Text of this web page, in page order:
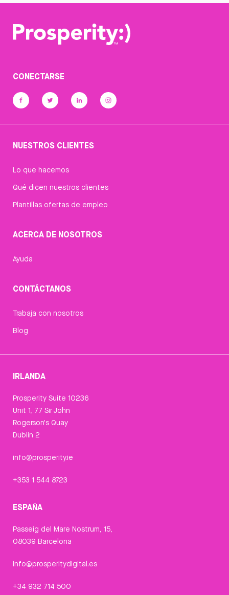
CONECTARSE
NUESTROS CLIENTES
Lo que hacemos
Qué dicen nuestros clientes
Plantillas ofertas de empleo
ACERCA DE NOSOTROS
Ayuda
CONTÁCTANOS
Trabaja con nosotros
Blog
IRLANDA
Prosperity Suite 10236
Unit 1, 77 Sir John
Rogerson's Quay
Dublin 2
info@prosperity.ie
+353 1 544 8723
ESPAÑA
Passeig del Mare Nostrum, 15,
08039 Barcelona
info@prosperitydigital.es
+34 932 714 500